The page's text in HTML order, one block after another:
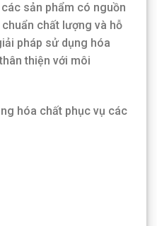
sản phẩm có nguồn
chất lượng và hỗ
pháp sử dụng hóa
thiện với môi
hóa chất phục vụ các